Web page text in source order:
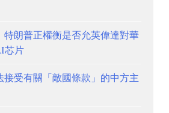
特朗普正權衡是否允英偉達對華
芯片
接受有關「敵國條款」的中方主